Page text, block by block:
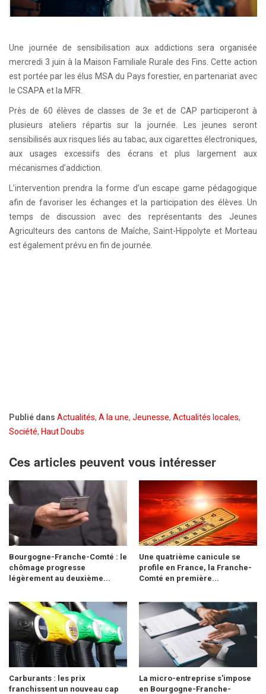
Une journée de sensibilisation aux addictions sera organisée
mercredi 3 juin à la Maison Familiale Rurale des Fins. Cette action
est portée par les élus MSA du Pays forestier, en partenariat avec
le CSAPA et la MFR.
Près de 60 élèves de classes de 3e et de CAP participeront à
plusieurs ateliers répartis sur la journée. Les jeunes seront
sensibilisés aux risques liés au tabac, aux cigarettes électroniques,
aux usages excessifs des écrans et plus largement aux
mécanismes d’addiction.
L’intervention prendra la forme d’un escape game pédagogique
afin de favoriser les échanges et la participation des élèves. Un
temps de discussion avec des représentants des Jeunes
Agriculteurs des cantons de Maîche, Saint-Hippolyte et Morteau
est également prévu en fin de journée.
Publié dans Actualités, A la une, Jeunesse, Actualités locales,
Société, Haut Doubs
Ces articles peuvent vous intéresser
Bourgogne-Franche-Comté : le
chômage progresse
légèrement au deuxième...
Une quatrième canicule se
profile en France, la Franche-
Comté en première...
Carburants : les prix
franchissent un nouveau cap
La micro-entreprise s'impose
en Bourgogne-Franche-